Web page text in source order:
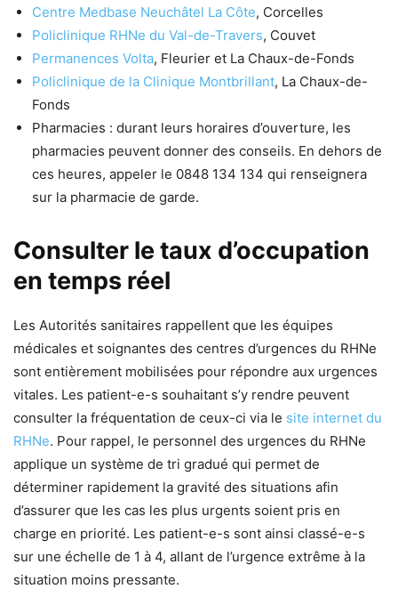
Centre Medbase Neuchâtel La Côte, Corcelles
Policlinique RHNe du Val-de-Travers, Couvet
Permanences Volta, Fleurier et La Chaux-de-Fonds
Policlinique de la Clinique Montbrillant, La Chaux-de-
Fonds
Pharmacies : durant leurs horaires d’ouverture, les
pharmacies peuvent donner des conseils. En dehors de
ces heures, appeler le 0848 134 134 qui renseignera
sur la pharmacie de garde.
Consulter le taux d’occupation
en temps réel
Les Autorités sanitaires rappellent que les équipes
médicales et soignantes des centres d’urgences du RHNe
sont entièrement mobilisées pour répondre aux urgences
vitales. Les patient-e-s souhaitant s’y rendre peuvent
consulter la fréquentation de ceux-ci via le site internet du
RHNe. Pour rappel, le personnel des urgences du RHNe
applique un système de tri gradué qui permet de
déterminer rapidement la gravité des situations afin
d’assurer que les cas les plus urgents soient pris en
charge en priorité. Les patient-e-s sont ainsi classé-e-s
sur une échelle de 1 à 4, allant de l’urgence extrême à la
situation moins pressante.